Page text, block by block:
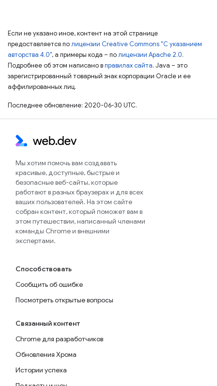
Если не указано иное, контент на этой странице
предоставляется полицензии Creative Commons "С указанием
авторства 4.0", а примеры кода – полицензии Apache 2.0.
Подробнее об этом написано вправилах сайта. Java – это
зарегистрированный товарный знак корпорации Oracle и ее
аффилированных лиц.
Последнее обновление: 2020-06-30 UTC.
Мы хотим помочь вам создавать
красивые, доступные, быстрые и
безопасные веб-сайты, которые
работают в разных браузерах и для всех
ваших пользователей. На этом сайте
собран контент, который поможет вам в
этом путешествии, написанный членами
команды Chrome и внешними
экспертами.
Способствовать
Сообщить об ошибке
Посмотреть открытые вопросы
Связанный контент
Chrome для разработчиков
Обновления Хрома
Истории успеха